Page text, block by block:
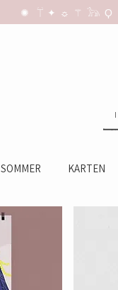
✺  𓋼
KARTEN